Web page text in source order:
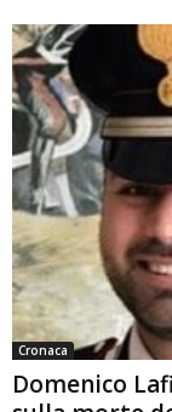
Cronaca
Domenico
sulla morte